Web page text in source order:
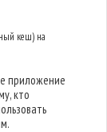
кеш) на
приложение
кто